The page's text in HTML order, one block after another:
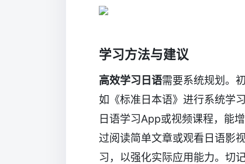
学习方法与建议
高效学习日语需要系统规划。
如《标准日本语》进行系统学
日语学习App或视频课程，能
过阅读简单文章或观看日语影
习，以强化实际应用能力。切